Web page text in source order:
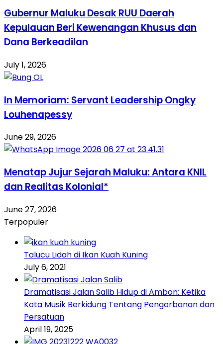
Gubernur Maluku Desak RUU Daerah
Kepulauan Beri Kewenangan Khusus dan
Dana Berkeadilan
July 1, 2026
In Memoriam: Servant Leadership Ongky
Louhenapessy
June 29, 2026
Menatap Jujur Sejarah Maluku: Antara KNIL
dan Realitas Kolonial*
June 27, 2026
Terpopuler
Talucu Lidah di Ikan Kuah Kuning
July 6, 2021
Dramatisasi Jalan Salib Hidup di Ambon: Ketika
Kota Musik Berkidung Tentang Pengorbanan dan
Persatuan
April 19, 2025